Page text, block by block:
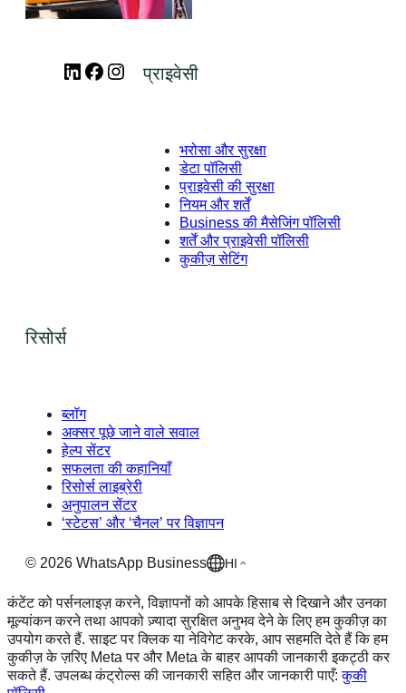
LinkedInFacebook
Instagram
प्राइवेसी
भरोसा और सुरक्षा
डेटा पॉलिसी
प्राइवेसी की सुरक्षा
नियम और शर्तें
Business की मैसेजिंग पॉलिसी
शर्तें और प्राइवेसी पॉलिसी
कुकीज़ सेटिंग
रिसोर्स
ब्लॉग
अक्सर पूछे जाने वाले सवाल
हेल्प सेंटर
सफलता की कहानियाँ
रिसोर्स लाइब्रेरी
अनुपालन सेंटर
‘स्टेटस’ और ‘चैनल’ पर विज्ञापन
© 2026 WhatsApp Business HI
कंटेंट को पर्सनलाइज़ करने, विज्ञापनों को आपके हिसाब से दिखाने और उनका
मूल्यांकन करने तथा आपको ज़्यादा सुरक्षित अनुभव देने के लिए हम कुकीज़ का
उपयोग करते हैं. साइट पर क्लिक या नेविगेट करके, आप सहमति देते हैं कि हम
कुकीज़ के ज़रिए Meta पर और Meta के बाहर आपकी जानकारी इकट्ठी कर
सकते हैं. उपलब्ध कंट्रोल्स की जानकारी सहित और जानकारी पाएँ:कुकी